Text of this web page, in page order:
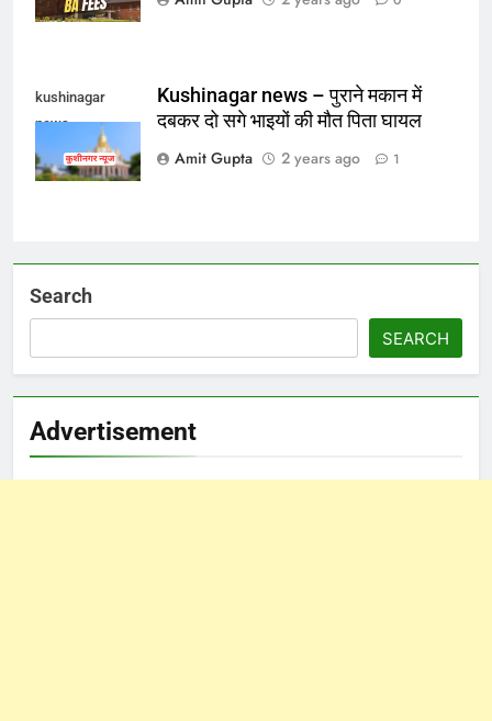
kushinagar
news
Kushinagar news – पुराने मकान में
दबकर दो सगे भाइयों की मौत पिता घायल
Amit Gupta
2 years ago 1
Search
SEARCH
Advertisement